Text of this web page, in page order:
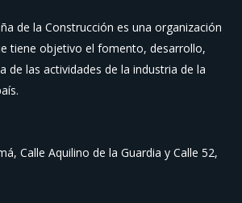
de la Construcción es una organización
tiene objetivo el fomento, desarrollo,
de las actividades de la industria de la
Calle Aquilino de la Guardia y Calle 52,